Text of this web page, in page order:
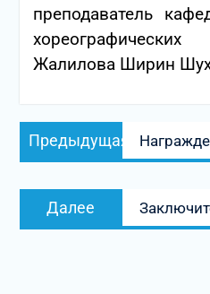
преподаватель
Жалилова Ширин
Навигация
по
Предыдущая
запись:
Далее
запись: